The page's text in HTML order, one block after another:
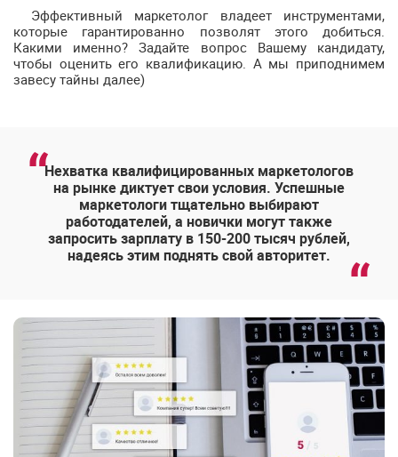
Эффективный маркетолог владеет инструментами,
которые гарантированно позволят этого добиться.
Какими именно? Задайте вопрос Вашему кандидату,
чтобы оценить его квалификацию. А мы приподнимем
завесу тайны далее)
Нехватка квалифицированных маркетологов
на рынке диктует свои условия. Успешные
маркетологи тщательно выбирают
работодателей, а новички могут также
запросить зарплату в 150-200 тысяч рублей,
надеясь этим поднять свой авторитет.